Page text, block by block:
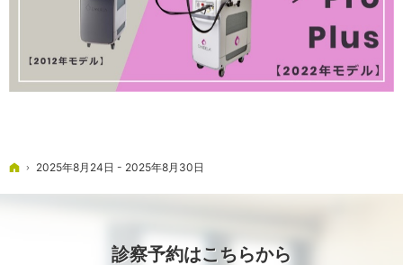
ホーム
2025年8月24日 - 2025年8月30日
診察予約はこちらから